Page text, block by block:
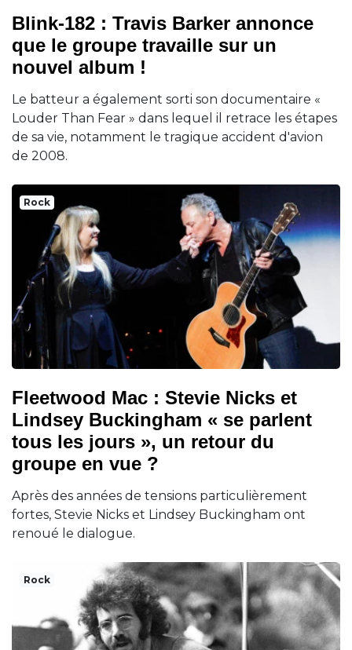
Blink-182 : Travis Barker annonce
que le groupe travaille sur un
nouvel album !
Le batteur a également sorti son documentaire «
Louder Than Fear » dans lequel il retrace les étapes
de sa vie, notamment le tragique accident d'avion
de 2008.
Rock
Fleetwood Mac : Stevie Nicks et
Lindsey Buckingham « se parlent
tous les jours », un retour du
groupe en vue ?
Après des années de tensions particulièrement
fortes, Stevie Nicks et Lindsey Buckingham ont
renoué le dialogue.
Rock